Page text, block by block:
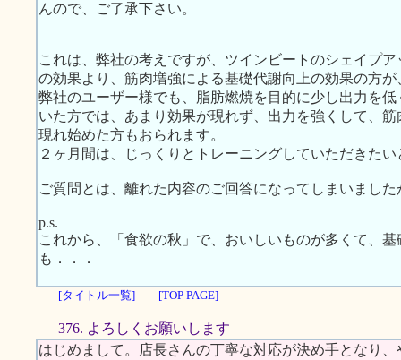
んので、ご了承下さい。
これは、弊社の考えですが、ツインビートのシェイプ
の効果より、筋肉増強による基礎代謝向上の効果の方
弊社のユーザー様でも、脂肪燃焼を目的に少し出力を
いた方では、あまり効果が現れず、出力を強くして、
現れ始めた方もおられます。
２ヶ月間は、じっくりとトレーニングしていただきた
ご質問とは、離れた内容のご回答になってしまいまし
p.s.
これから、「食欲の秋」で、おいしいものが多くて、
も．．．
[タイトル一覧] [TOP PAGE]
376. よろしくお願いします
はじめまして。店長さんの丁寧な対応が決め手となり